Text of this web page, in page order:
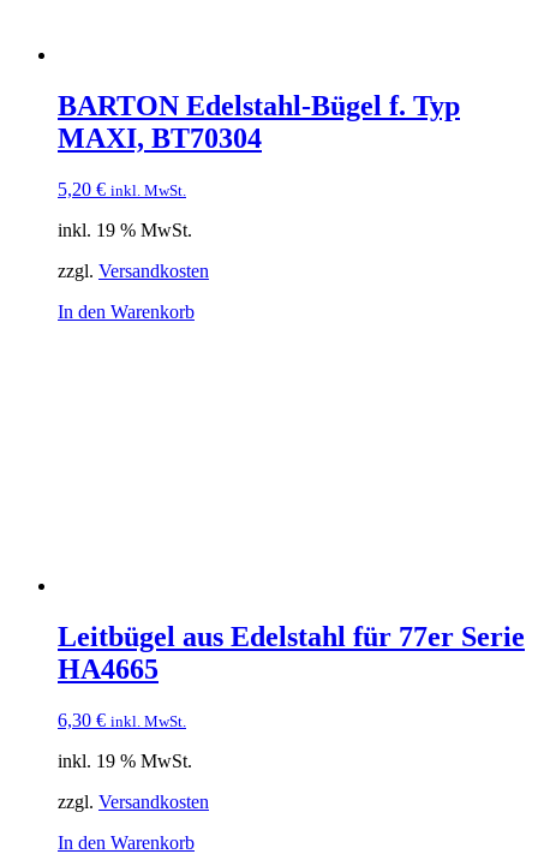
BARTON Edelstahl-Bügel f. Typ
MAXI, BT70304
5,20 € inkl. MwSt.
inkl. 19 % MwSt.
zzgl. Versandkosten
In den Warenkorb
Leitbügel aus Edelstahl für 77er Serie
HA4665
6,30 € inkl. MwSt.
inkl. 19 % MwSt.
zzgl. Versandkosten
In den Warenkorb